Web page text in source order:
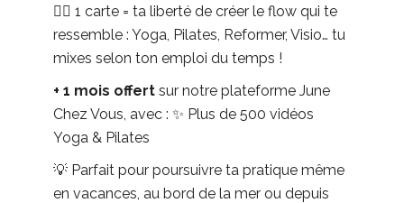
🧘‍♀️ 1 carte = ta liberté de créer le flow qui te
ressemble : Yoga, Pilates, Reformer, Visio… tu
mixes selon ton emploi du temps !
+ 1 mois offert sur notre plateforme June
Chez Vous, avec : ✨ Plus de 500 vidéos
Yoga & Pilates
💡 Parfait pour poursuivre ta pratique même
en vacances, au bord de la mer ou depuis